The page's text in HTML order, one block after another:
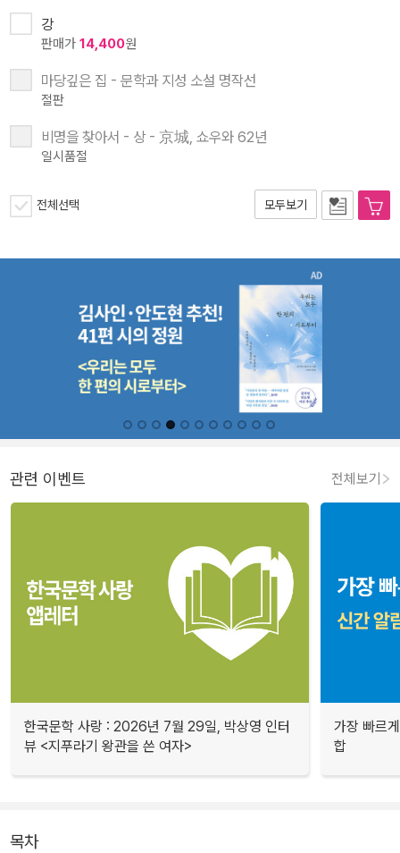
강
판매가 14,400원
마당깊은 집 - 문학과 지성 소설 명작선
절판
비명을 찾아서 - 상 - 京城, 쇼우와 62년
일시품절
전체선택 모두보기
관련 이벤트 전체보기
한국문학 사랑 : 2026년 7월 29일, 박상영 인터
뷰 <지푸라기 왕관을 쓴 여자>
가장 빠르
합
목차